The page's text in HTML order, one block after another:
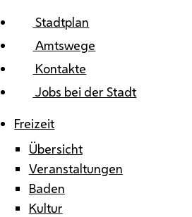
Stadtplan
Amtswege
Kontakte
Jobs bei der Stadt
Freizeit
Übersicht
Veranstaltungen
Baden
Kultur